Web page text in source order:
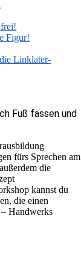
Figur!
Linklater-
Fuß fassen und
fürs Sprechen am
die
kannst du
die einen
Handwerks